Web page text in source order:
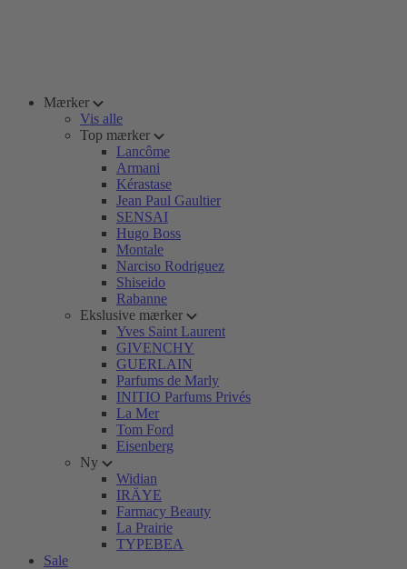
Mærker
Vis alle
Top mærker
Lancôme
Armani
Kérastase
Jean Paul Gaultier
SENSAI
Hugo Boss
Montale
Narciso Rodriguez
Shiseido
Rabanne
Ekslusive mærker
Yves Saint Laurent
GIVENCHY
GUERLAIN
Parfums de Marly
INITIO Parfums Privés
La Mer
Tom Ford
Eisenberg
Ny
Widian
IRÄYE
Farmacy Beauty
La Prairie
TYPEBEA
Sale